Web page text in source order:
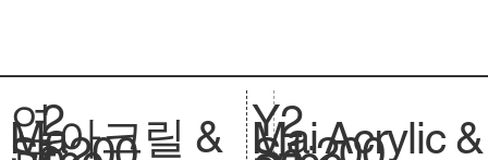
연2
Ma아크릴 & Y
Mai
2 Acrylic &